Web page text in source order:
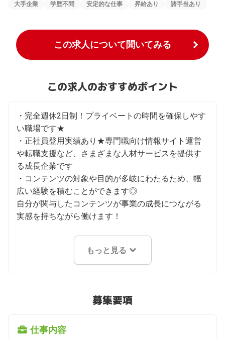
大手企業 学歴不問 安定的な仕事 昇給あり 諸手当あり
この求人について聞いてみる
この求人のおすすめポイント
・完全週休2日制！プライベートの時間を確保しやす
い職場です★
・正社員登用実績あり★専門職向け情報サイト運営
や転職支援など、さまざまな人材サービスを提供す
る成長企業です
・コンテンツの対象や目的が多岐にわたるため、幅
広い経験を積むことができます◎
自分が関与したコンテンツが事業の成長につながる
実感を持ちながら働けます！
もっと見る
募集要項
仕事内容